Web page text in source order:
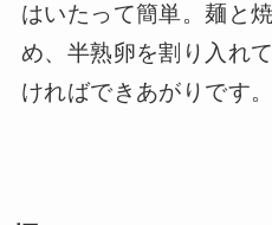
はいたって簡単。麺と
め、半熟卵を割り入れ
ければできあがりです。